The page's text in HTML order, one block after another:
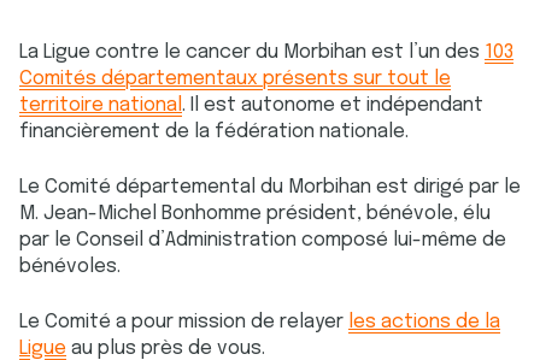
La Ligue contre le cancer du Morbihan est l’un des 103
Comités départementaux présents sur tout le
territoire national . Il est autonome et indépendant
financièrement de la fédération nationale.
Le Comité départemental du Morbihan est dirigé par le
M. Jean-Michel Bonhomme président, bénévole, élu
par le Conseil d’Administration composé lui-même de
bénévoles.
Le Comité a pour mission de relayer les actions de la
Ligue au plus près de vous.